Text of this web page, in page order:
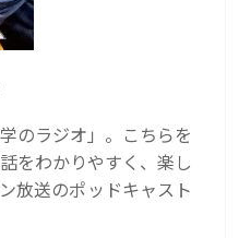
のラジオ」。こちらを
をわかりやすく、楽し
放送のポッドキャスト